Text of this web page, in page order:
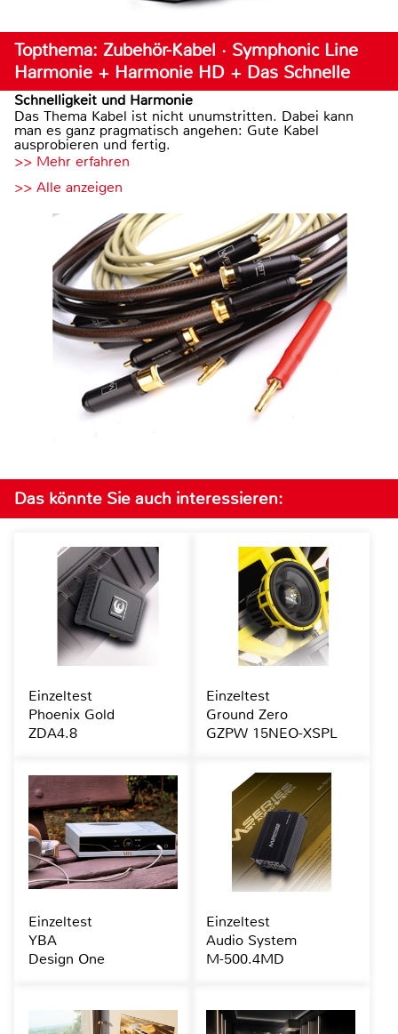
Topthema: Zubehör-Kabel · Symphonic Line
Harmonie + Harmonie HD + Das Schnelle
Schnelligkeit und Harmonie
Das Thema Kabel ist nicht unumstritten. Dabei kann
man es ganz pragmatisch angehen: Gute Kabel
ausprobieren und fertig.
>> Mehr erfahren
>> Alle anzeigen
Das könnte Sie auch interessieren:
Einzeltest
Phoenix Gold
ZDA4.8
Einzeltest
Ground Zero
GZPW 15NEO-XSPL
Einzeltest
YBA
Design One
Einzeltest
Audio System
M-500.4MD